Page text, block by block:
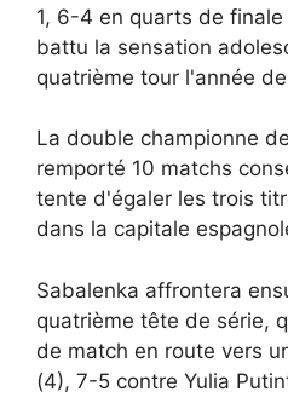
1, 6-4 en quarts de
battu la sensation
quatrième tour l'année
La double championne
remporté 10 matchs
tente d'égaler les trois
dans la capitale
Sabalenka affrontera
quatrième tête de série,
de match en route vers
(4), 7-5 contre Yulia